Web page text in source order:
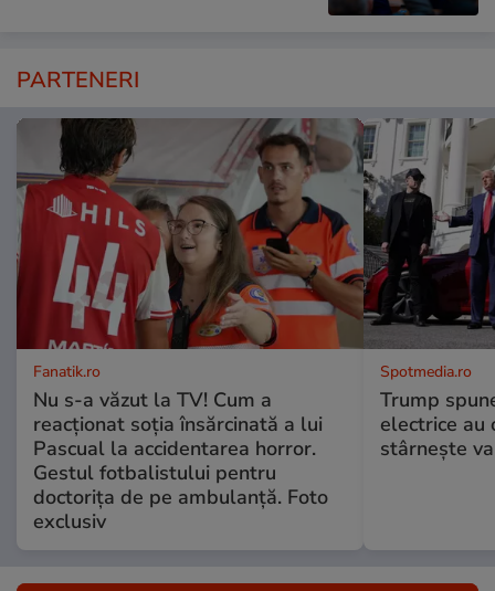
PARTENERI
Fanatik.ro
Nu s-a văzut la TV! Cum a
reacţionat soţia însărcinată a lui
Pascual la accidentarea horror.
Gestul fotbalistului pentru
doctoriţa de pe ambulanţă. Foto
exclusiv
Spotmedia.ro
Trump
electrice au
stârnește